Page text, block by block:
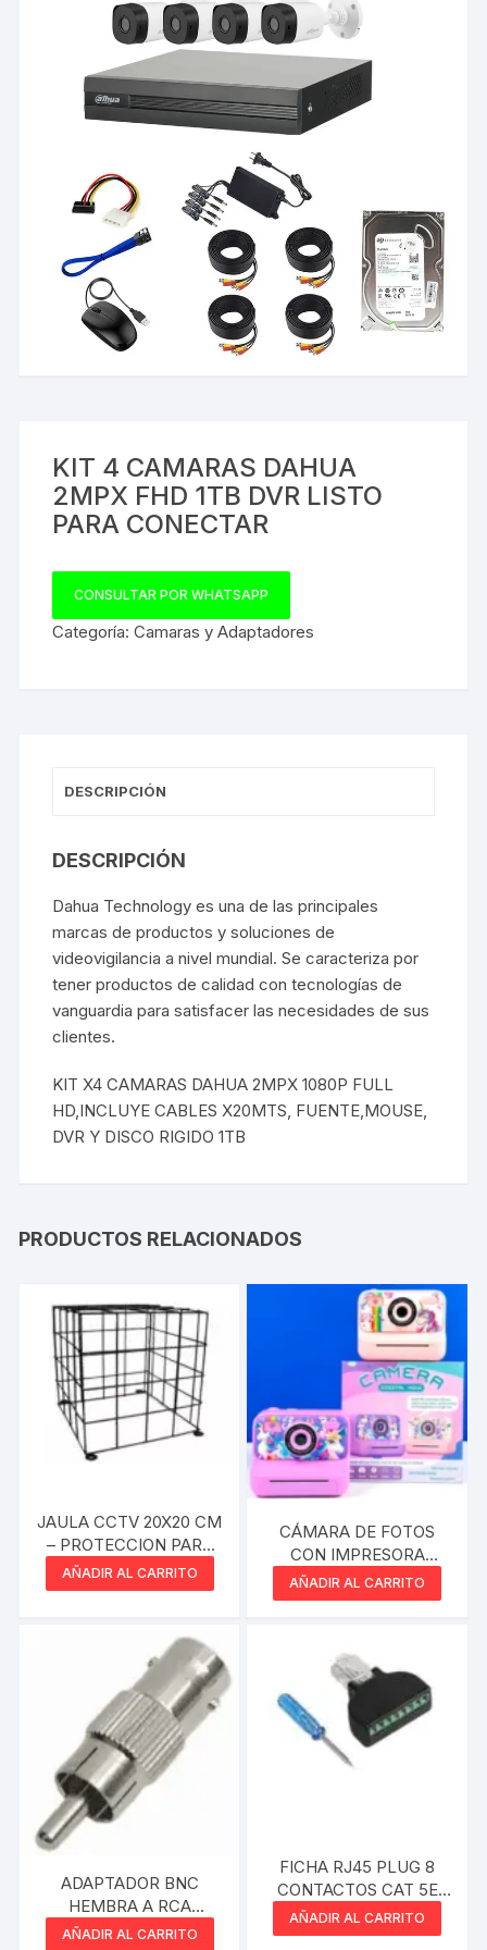
KIT 4 CAMARAS DAHUA
2MPX FHD 1TB DVR LISTO
PARA CONECTAR
CONSULTAR POR WHATSAPP
Categoría:Camaras y Adaptadores
DESCRIPCIÓN
DESCRIPCIÓN
Dahua Technology es una de las principales
marcas de productos y soluciones de
videovigilancia a nivel mundial. Se caracteriza por
tener productos de calidad con tecnologías de
vanguardia para satisfacer las necesidades de sus
clientes.
KIT X4 CAMARAS DAHUA 2MPX 1080P FULL
HD,INCLUYE CABLES X20MTS, FUENTE,MOUSE,
DVR Y DISCO RIGIDO 1TB
PRODUCTOS RELACIONADOS
JAULA CCTV 20X20 CM
– PROTECCION PARA
CAMARAS DE
SEGURIDAD DOMO
AÑADIR AL CARRITO
CÁMARA DE FOTOS
CON IMPRESORA
INFANTIL S10
AÑADIR AL CARRITO
ADAPTADOR BNC
HEMBRA A RCA
MACHO
AÑADIR AL CARRITO
FICHA RJ45 PLUG 8
CONTACTOS CAT 5E
MACHO A BORNERA
AÑADIR AL CARRITO